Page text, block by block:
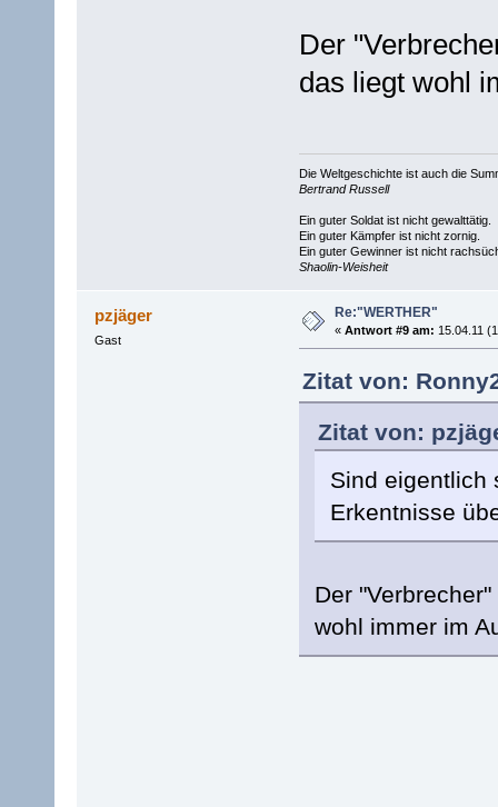
Der
das liegt wohl
Die Weltgeschichte ist auch die
Bertrand Russell
Ein guter Soldat ist nicht gewalttätig.
Ein guter Kämpfer ist nicht zornig.
Ein guter Gewinner ist nicht
Shaolin-Weisheit
pzjäger
Gast
Re:"WERTHER"
« Antwort #9 am: 15.04.11
Zitat von:
Zitat von:
Sind eigentlich
Erkentnisse
Der
wohl immer im